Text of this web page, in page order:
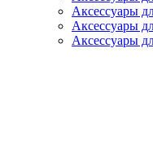
Аксессуары
Аксессуары
Аксессуары